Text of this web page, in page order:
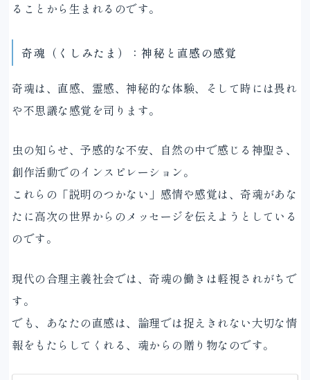
ることから生まれるのです。
奇魂（くしみたま）：神秘と直感の感覚
奇魂は、直感、霊感、神秘的な体験、そして時には畏れ
や不思議な感覚を司ります。
虫の知らせ、予感的な不安、自然の中で感じる神聖さ、
創作活動でのインスピレーション。
これらの「説明のつかない」感情や感覚は、奇魂があな
たに高次の世界からのメッセージを伝えようとしている
のです。
現代の合理主義社会では、奇魂の働きは軽視されがちで
す。
でも、あなたの直感は、論理では捉えきれない大切な情
報をもたらしてくれる、魂からの贈り物なのです。